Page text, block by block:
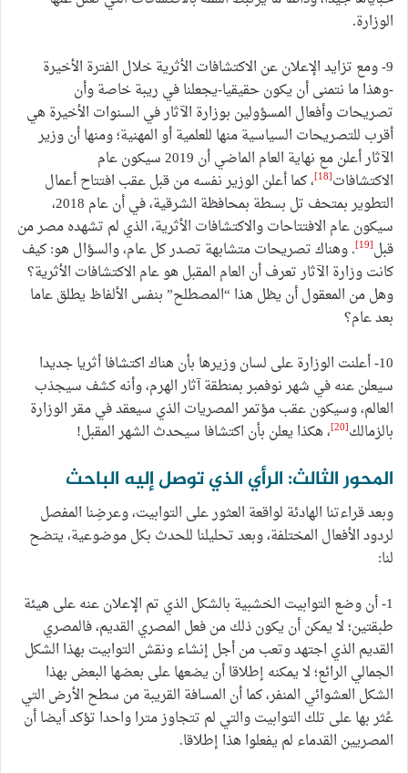
الوزارة.
9- ومع تزايد الإعلان عن الاكتشافات الأثرية خلال الفترة الأخيرة
-وهذا ما نتمنى أن يكون حقيقيا-يجعلنا في ريبة خاصة وأن
تصريحات وأفعال المسؤولين بوزارة الآثار في السنوات الأخيرة هي
أقرب للتصريحات السياسية منها للعلمية أو المهنية؛ ومنها أن وزير
الآثار أعلن مع نهاية العام الماضي أن 2019 سيكون عام
الاكتشافات[18]
، كما أعلن الوزير نفسه من قبل عقب افتتاح أعمال
التطوير بمتحف تل بسطة بمحافظة الشرقية، في أن عام 2018،
سيكون عام الافتتاحات والاكتشافات الأثرية، الذي لم تشهده مصر من
قبل[19]
. وهناك تصريحات متشابهة تصدر كل عام، والسؤال هو: كيف
كانت وزارة الآثار تعرف أن العام المقبل هو عام الاكتشافات الأثرية؟
وهل من المعقول أن يظل هذا “المصطلح” بنفس الألفاظ يطلق عاما
بعد عام؟
10- أعلنت الوزارة على لسان وزيرها بأن هناك اكتشافا أثريا جديدا
سيعلن عنه في شهر نوفمبر بمنطقة آثار الهرم، وأنه كشف سيجذب
العالم، وسيكون عقب مؤتمر المصريات الذي سيعقد في مقر الوزارة
بالزمالك[20] ، هكذا يعلن بأن اكتشافا سيحدث الشهر المقبل!
المحور الثالث: الرأي الذي توصل إليه الباحث
وبعد قراءتنا الهادئة لواقعة العثور على التوابيت، وعرضِنا المفصل
لردود الأفعال المختلفة، وبعد تحليلنا للحدث بكل موضوعية، يتضح
لنا:
1- أن وضع التوابيت الخشبية بالشكل الذي تم الإعلان عنه على هيئة
طبقتين؛ لا يمكن أن يكون ذلك من فعل المصري القديم، فالمصري
القديم الذي اجتهد وتعب من أجل إنشاء ونقش التوابيت بهذا الشكل
الجمالي الرائع؛ لا يمكنه إطلاقا أن يضعها على بعضها البعض بهذا
الشكل العشوائي المنفر، كما أن المسافة القريبة من سطح الأرض التي
عُثر بها على تلك التوابيت والتي لم تتجاوز مترا واحدا تؤكد أيضا أن
المصريين القدماء لم يفعلوا هذا إطلاقا.